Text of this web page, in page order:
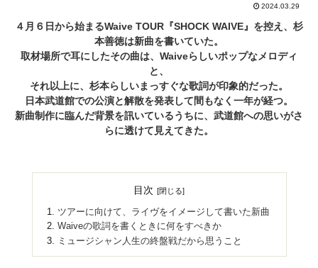
2024.03.29
４月６日から始まるWaive TOUR『SHOCK WAIVE』を控え、杉
本善徳は新曲を書いていた。
取材場所で耳にしたその曲は、Waiveらしいポップなメロディ
と、
それ以上に、杉本らしいまっすぐな歌詞が印象的だった。
日本武道館での公演と解散を発表して間もなく一年が経つ。
新曲制作に臨んだ背景を訊いているうちに、武道館への思いがさ
らに透けて見えてきた。
目次
ツアーに向けて、ライヴをイメージして書いた新曲
Waiveの歌詞を書くときに何をすべきか
ミュージシャン人生の終盤戦だから思うこと